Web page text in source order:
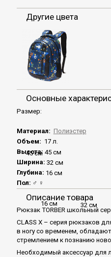
Другие цвета
Основные
45 см
16 см 32 см
Размер:
Материал: Полиэстер
Объем: 17 л.
Высота: 45 см
Ширина: 32 см
Глубина: 16 см
Пол: ♂ ♀
Описание товара
Рюкзак TORBER школьный
CLASS X – серия рюкзаков
в ногу со временем,
стремлением к познанию
Необходимый аксессуар для